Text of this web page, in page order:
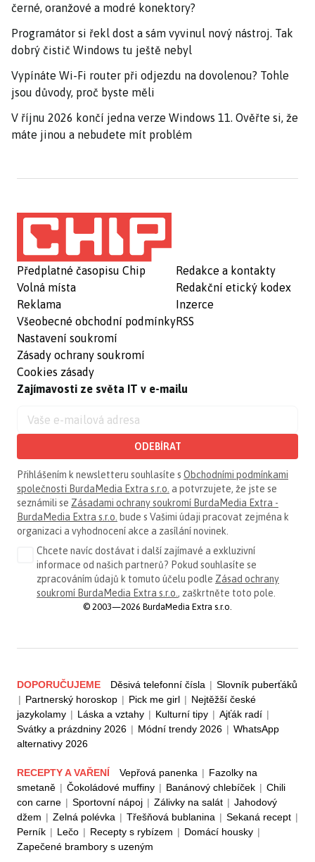
černé, oranžové a modré konektory?
Programátor si řekl dost a sám vyvinul nový nástroj. Tak
dobrý čistič Windows tu ještě nebyl
Vypínáte Wi-Fi router při odjezdu na dovolenou? Tohle
jsou důvody, proč byste měli
V říjnu 2026 končí jedna verze Windows 11. Ověřte si, že
máte jinou a nebudete mít problém
Předplatné časopisu Chip
Volná místa
Reklama
Všeobecné obchodní podmínky
Nastavení soukromí
Zásady ochrany soukromí
Cookies zásady
Redakce a kontakty
Redakční etický kodex
Inzerce
RSS
Zajímavosti ze světa IT v e-mailu
ODEBÍRAT
Přihlášením k newsletteru souhlasíte s Obchodními podmínkami
společnosti BurdaMedia Extra s.r.o. a potvrzujete, že jste se
seznámili se Zásadami ochrany soukromí BurdaMedia Extra -
BurdaMedia Extra s.r.o. bude s Vašimi údaji pracovat zejména k
organizaci a vyhodnocení akce a zasílání novinek.
Chcete navíc dostávat i další zajímavé a exkluzivní
informace od našich partnerů? Pokud souhlasíte se
zpracováním údajů k tomuto účelu podle Zásad ochrany
soukromí BurdaMedia Extra s.r.o. , zaškrtněte toto pole.
© 2003—2026 BurdaMedia Extra s.r.o.
DOPORUČUJEME Děsivá telefonní čísla | Slovník puberťáků
| Partnerský horoskop | Pick me girl | Nejtěžší české
jazykolamy | Láska a vztahy | Kulturní tipy | Ajťák radí |
Svátky a prázdniny 2026 | Módní trendy 2026 | WhatsApp
alternativy 2026
RECEPTY A VAŘENÍ Vepřová panenka | Fazolky na
smetaně | Čokoládové muffiny | Banánový chlebíček | Chili
con carne | Sportovní nápoj | Zálivky na salát | Jahodový
džem | Zelná polévka | Třešňová bublanina | Sekaná recept |
Perník | Lečo | Recepty s rybízem | Domácí housky |
Zapečené brambory s uzeným